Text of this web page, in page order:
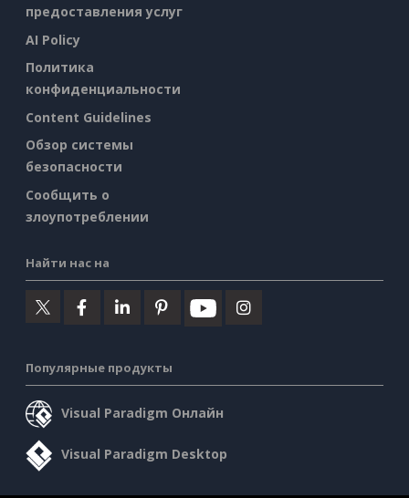
предоставления услуг
AI Policy
Политика
конфиденциальности
Content Guidelines
Обзор системы
безопасности
Сообщить о
злоупотреблении
Найти нас на
Популярные продукты
Visual Paradigm Онлайн
Visual Paradigm Desktop